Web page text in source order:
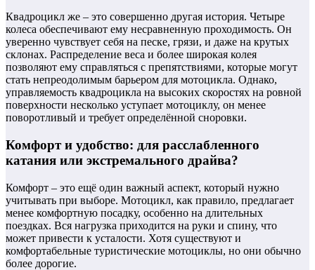
Квадроцикл же – это совершенно другая история. Четыре
колеса обеспечивают ему несравненную проходимость. Он
уверенно чувствует себя на песке, грязи, и даже на крутых
склонах. Распределение веса и более широкая колея
позволяют ему справляться с препятствиями, которые могут
стать непреодолимым барьером для мотоцикла. Однако,
управляемость квадроцикла на высоких скоростях на ровной
поверхности несколько уступает мотоциклу, он менее
поворотливый и требует определённой сноровки.
Комфорт и удобство: для расслабленного
катания или экстремального драйва?
Комфорт – это ещё один важный аспект, который нужно
учитывать при выборе. Мотоцикл, как правило, предлагает
менее комфортную посадку, особенно на длительных
поездках. Вся нагрузка приходится на руки и спину, что
может привести к усталости. Хотя существуют и
комфортабельные туристические мотоциклы, но они обычно
более дорогие.